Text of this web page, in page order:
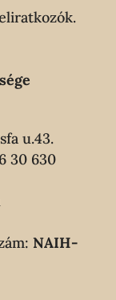
u.43.
30 630
NAIH-